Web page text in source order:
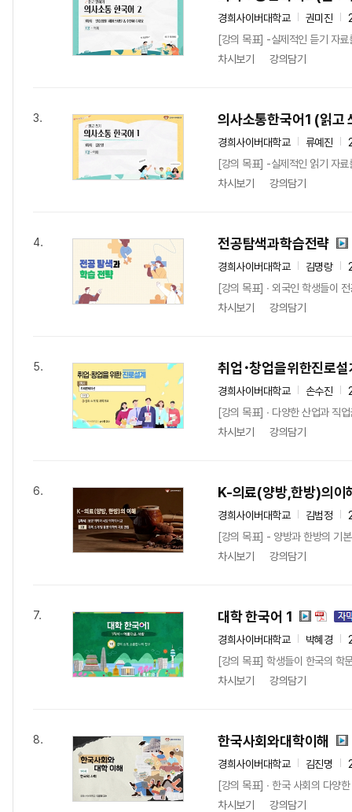
경희사이버대학교 권미진
[강의 목표] -실제적인 듣기 자
차시보기
강의담기
3. 의사소통한국어1 (읽고
경희사이버대학교 류예진
[강의 목표] -실제적인 읽기 자
차시보기
강의담기
4. 전공탐색과학습전략
경희사이버대학교 김명랑
[강의 목표] ∙ 외국인 학생들이
차시보기
강의담기
5. 취업･창업을위한진로설
경희사이버대학교 손수진
[강의 목표] ∙ 다양한 산업과 직
차시보기
강의담기
6. K-의료(양방,한방)의이
경희사이버대학교 김범정
[강의 목표] - 양방과 한방의 기
차시보기
강의담기
7. 대학 한국어 1
경희사이버대학교 박혜경
[강의 목표] 학생들이 한국의 학
차시보기
강의담기
8. 한국사회와대학이해
경희사이버대학교 김진명
[강의 목표] ∙ 한국 사회의 다양
차시보기
강의담기